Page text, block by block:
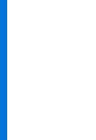
Gottardo ed.